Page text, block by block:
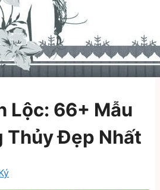
Lộc: 66+ Mẫu
Thủy Đẹp Nhất